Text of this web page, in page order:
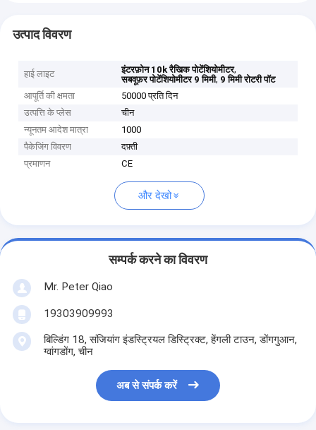
उत्पाद विवरण
हाई लाइट इंटरफ़ोन 10k रैखिक पोटेंशियोमीटर,
सबवूफ़र पोटेंशियोमीटर 9 मिमी, 9 मिमी रोटरी पॉट
आपूर्ति की क्षमता
50000 प्रति दिन
उत्पत्ति के प्लेस
चीन
न्यूनतम आदेश मात्रा
1000
पैकेजिंग विवरण
दफ़्ती
प्रमाणन
CE
और देखो
सम्पर्क करने का विवरण
Mr. Peter Qiao
19303909993
बिल्डिंग 18, संजियांग इंडस्ट्रियल डिस्ट्रिक्ट, हेंगली टाउन, डोंगगुआन,
ग्वांगडोंग, चीन
अब से संपर्क करें